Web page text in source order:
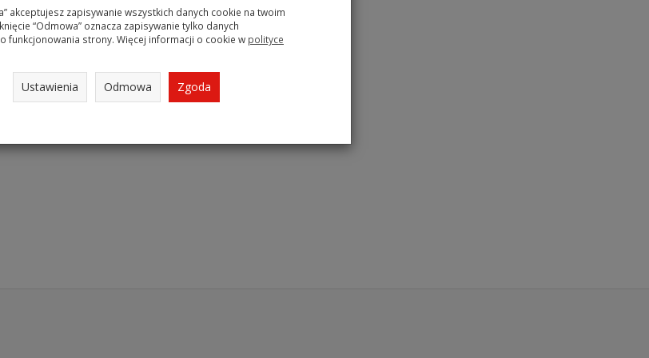
akceptujesz zapisywanie wszystkich danych cookie na twoim
“Odmowa” oznacza zapisywanie tylko danych
funkcjonowania strony. Więcej informacji o cookie w polityce
Ustawienia Odmowa Zgoda